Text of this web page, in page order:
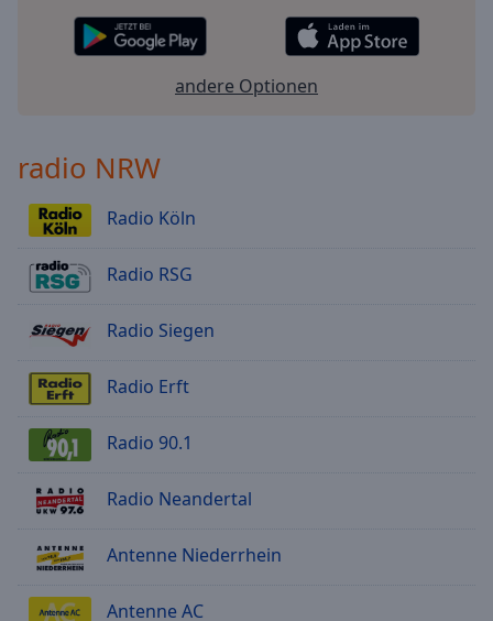
andere Optionen
radio NRW
Radio Köln
Radio RSG
Radio Siegen
Radio Erft
Radio 90.1
Radio Neandertal
Antenne Niederrhein
Antenne AC